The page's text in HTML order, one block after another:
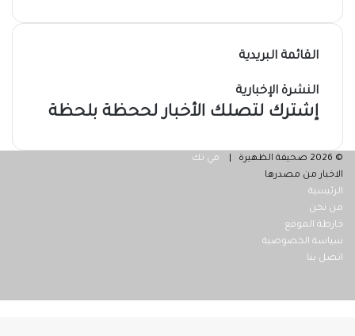
القائمة البريدية
النشرة الإخبارية
إشترك لتصلك الأخبار لححظة بلحظة
© 2026 صحيفة الظهيرة |
مي تك
الاخبار من مصدرها
الرئيسية
من نحن
خارطة الموقع
سياسة الخصوصية
اتصل بنا